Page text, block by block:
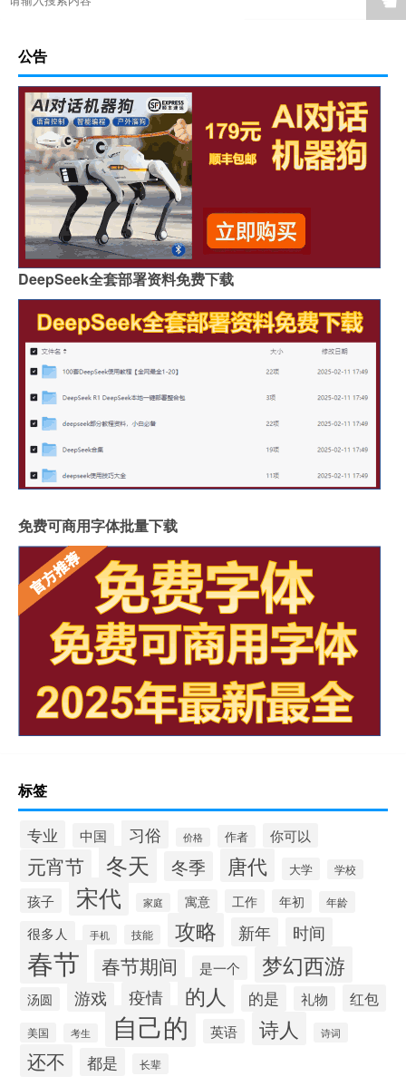
公告
DeepSeek全套部署资料免费下载
免费可商用字体批量下载
标签
专业 中国 习俗 价格 作者 你可以
元宵节 冬天 冬季 唐代 大学 学校
孩子 宋代 家庭 寓意 工作 年初 年龄
很多人 手机 技能 攻略 新年 时间
春节 春节期间 是一个 梦幻西游
汤圆 游戏 疫情 的人 的是 礼物 红包
美国 考生 自己的 英语 诗人 诗词
还不 都是 长辈